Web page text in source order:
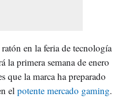
en la feria de tecnología
la primera semana de enero
que la marca ha preparado
el potente mercado gaming.